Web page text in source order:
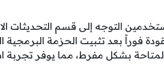
يتطلب من المستخدمين التوجه إلى قسم
فوراً بعد تثبيت الحزمة البرمجية
بشكل مفرط، مما يوفر تجربة